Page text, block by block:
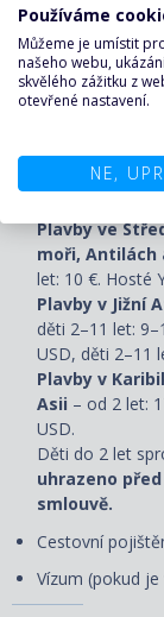
má širokou
zašleme
španělština,
Stravu mimo
Plavby ve
moři, Antilách
let: 10 €. Hosté
Plavby v Jižní
děti 2–11 let:
USD, děti 2–11
Plavby v
Asii – od 2 let:
USD.
Děti do 2 let
uhrazeno
smlouvě.
Cestovní
Vízum (pokud
Používáme
Můžeme je umístit
našeho webu,
skvělého zážitku z
otevřené nastavení.
NE,